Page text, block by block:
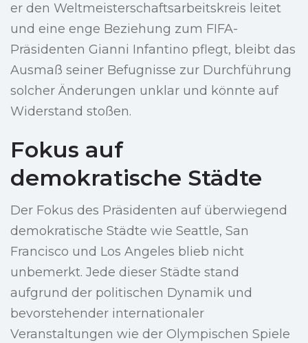
er den Weltmeisterschaftsarbeitskreis leitet
und eine enge Beziehung zum FIFA-
Präsidenten Gianni Infantino pflegt, bleibt das
Ausmaß seiner Befugnisse zur Durchführung
solcher Änderungen unklar und könnte auf
Widerstand stoßen.
Fokus auf
demokratische Städte
Der Fokus des Präsidenten auf überwiegend
demokratische Städte wie Seattle, San
Francisco und Los Angeles blieb nicht
unbemerkt. Jede dieser Städte stand
aufgrund der politischen Dynamik und
bevorstehender internationaler
Veranstaltungen wie der Olympischen Spiele